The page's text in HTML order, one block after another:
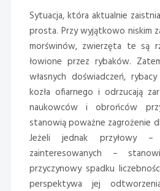
Sytuacja, która aktualnie
prosta. Przy wyjątkowo niskim
morświnów, zwierzęta te są
łowione przez rybaków.
własnych doświadczeń,
kozła ofiarnego i odrzucają
naukowców i obrońców
stanowią poważne zagrożenie
Jeżeli jednak przyłowy
zainteresowanych –
przyczynowy spadku
perspektywa jej